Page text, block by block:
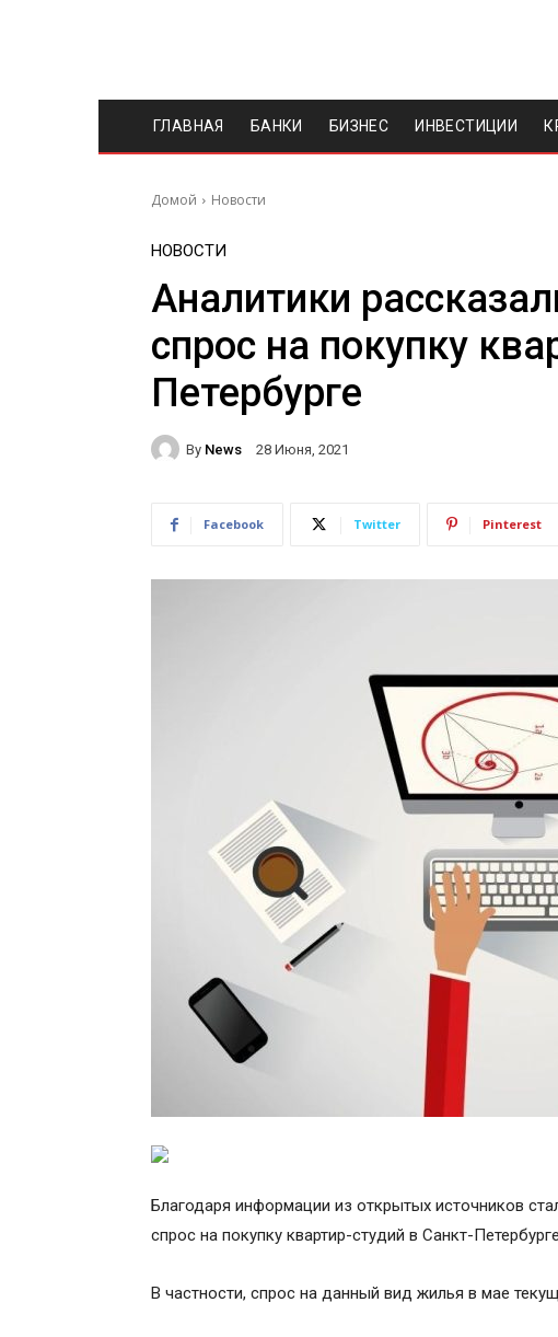
ГЛАВНАЯ БАНКИ БИЗНЕС ИНВЕСТИЦИИ
Домой Новости
НОВОСТИ
Аналитики
спрос на покупку
Петербурге
By News 28 Июня, 2021
Facebook Twitter Pinterest
Благодаря информации из открытых источников
спрос на покупку квартир-студий в Санкт-
В частности, спрос на данный вид жилья в мае